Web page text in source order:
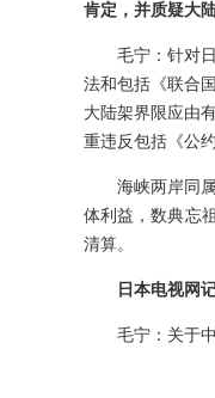
肯定，并质疑大
毛宁：针对
法和包括《联合
大陆架界限应由
重违反包括《公
海峡两岸同
体利益，数典忘
清算。
日本电视网
毛宁：关于